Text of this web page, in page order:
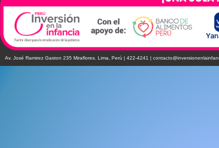
Av. José Ramirez Gaston 235 Miraflores. Lima, Perú | 422-4241 |